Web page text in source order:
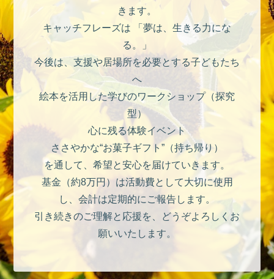
きます。
キャッチフレーズは 「夢は、生きる力にな
る。」
今後は、支援や居場所を必要とする子どもたち
へ
絵本を活用した学びのワークショップ（探究
型）
心に残る体験イベント
ささやかな“お菓子ギフト”（持ち帰り）
を通して、希望と安心を届けていきます。
基金（約8万円）は活動費として大切に使用
し、会計は定期的にご報告します。
引き続きのご理解と応援を、どうぞよろしくお
願いいたします。